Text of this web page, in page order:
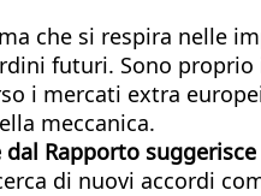
che si respira nelle
futuri. Sono
i mercati extra
meccanica.
Rapporto
di nuovi accordi